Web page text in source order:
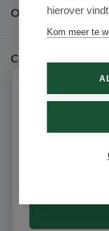
Over ons
Contact
hierover
Kom meer te
Schrijf
Ontvang als